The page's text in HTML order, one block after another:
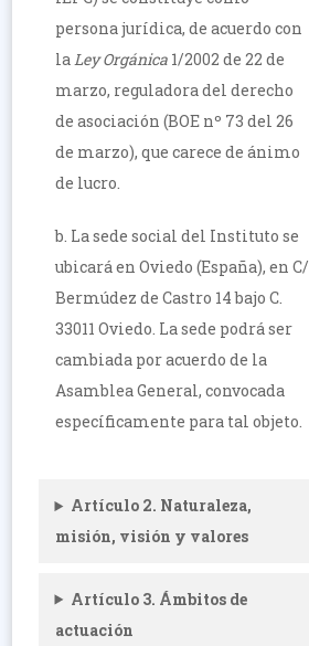
persona jurídica, de acuerdo con
la Ley Orgánica1/2002 de 22 de
marzo, reguladora del derecho
de asociación (BOE nº 73 del 26
de marzo), que carece de ánimo
de lucro.
b. La sede social del Instituto se
ubicará en Oviedo (España), en C/
Bermúdez de Castro 14 bajo C.
33011 Oviedo. La sede podrá ser
cambiada por acuerdo de la
Asamblea General, convocada
específicamente para tal objeto.
Artículo 2. Naturaleza,
misión, visión y valores
Artículo 3. Ámbitos de
actuación